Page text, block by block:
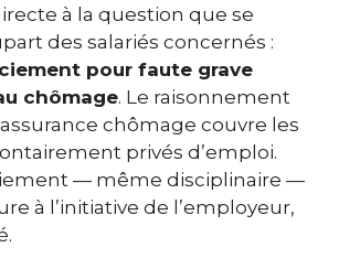
à la question que se
des salariés concernés :
pour faute grave
chômage. Le raisonnement
chômage couvre les
privés d’emploi.
— même disciplinaire —
à l’initiative de l’employeur,